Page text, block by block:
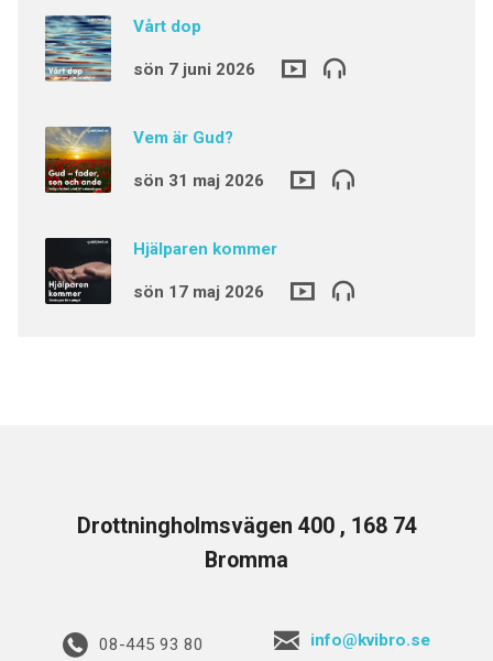
Vårt dop
sön 7 juni 2026
Vem är Gud?
sön 31 maj 2026
Hjälparen kommer
sön 17 maj 2026
Drottningholmsvägen 400 , 168 74
Bromma
08-445 93 80 info@kvibro.se